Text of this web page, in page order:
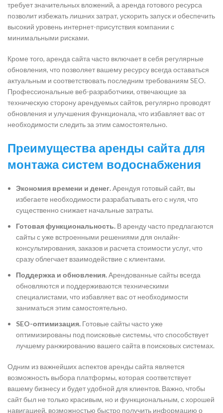
требует значительных вложений, а аренда готового ресурса
позволит избежать лишних затрат, ускорить запуск и обеспечить
высокий уровень интернет-присутствия компании с
минимальными рисками.
Кроме того, аренда сайта часто включает в себя регулярные
обновления, что позволяет вашему ресурсу всегда оставаться
актуальным и соответствовать последним требованиям SEO.
Профессиональные веб-разработчики, отвечающие за
техническую сторону арендуемых сайтов, регулярно проводят
обновления и улучшения функционала, что избавляет вас от
необходимости следить за этим самостоятельно.
Преимущества аренды сайта для
монтажа систем водоснабжения
Экономия времени и денег.Арендуя готовый сайт, вы
избегаете необходимости разрабатывать его с нуля, что
существенно снижает начальные затраты.
Готовая функциональность. В аренду часто предлагаются
сайты с уже встроенными решениями для онлайн-
консультирования, заказов и расчета стоимости услуг, что
сразу облегчает взаимодействие с клиентами.
Поддержка и обновления.Арендованные сайты всегда
обновляются и поддерживаются техническими
специалистами, что избавляет вас от необходимости
заниматься этим самостоятельно.
SEO-оптимизация. Готовые сайты часто уже
оптимизированы под поисковые системы, что способствует
лучшему ранжированию вашего сайта в поисковых системах.
Одним из важнейших аспектов аренды сайта является
возможность выбора платформы, которая соответствует
вашему бизнесу и будет удобной для клиентов. Важно, чтобы
сайт был не только красивым, но и функциональным, с хорошей
навигацией, возможностью быстро получить информацию о